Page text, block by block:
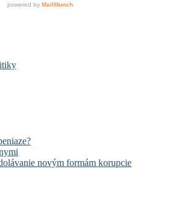
novým formám korupcie